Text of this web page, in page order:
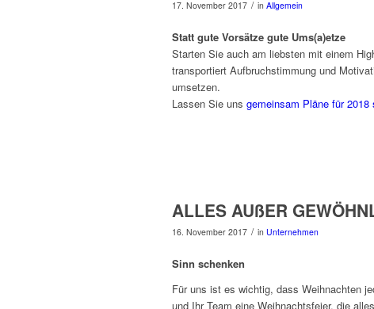
17. November 2017 / in Allgemein
Statt gute Vorsätze gute Ums(a)etze
Starten Sie auch am liebsten mit einem
transportiert Aufbruchstimmung und
umsetzen.
Lassen Sie uns gemeinsam Pläne für 2018
ALLES AUßER
16. November 2017 / in Unternehmen
Sinn schenken
Für uns ist es wichtig, dass Weihnachten
und Ihr Team eine Weihnachtsfeier, die